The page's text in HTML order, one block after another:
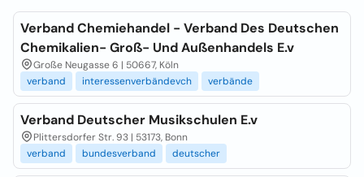
Verband Chemiehandel - Verband Des Deutschen
Chemikalien- Groß- Und Außenhandels E.v
Große Neugasse 6 | 50667, Köln
verband
interessenverbändevch verbände
Verband Deutscher Musikschulen E.v
Plittersdorfer Str. 93 | 53173, Bonn
verband
bundesverband deutscher